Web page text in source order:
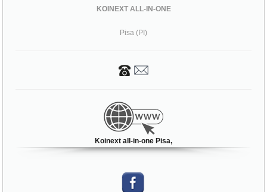
KOINEXT ALL-IN-ONE
Pisa (PI)
Koinext all-in-one Pisa,